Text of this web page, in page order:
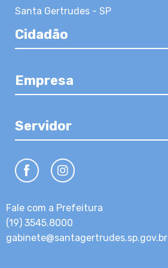
Santa Gertrudes - SP
Cidadão
Empresa
Servidor
Fale com a Prefeitura
(19) 3545.8000
gabinete@santagertrudes.sp.gov.br